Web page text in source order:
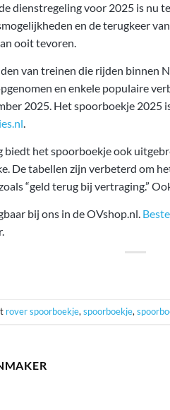
dienstregeling voor 2025 is nu
en de terugkeer
ooit tevoren.
van treinen die rijden binnen
en enkele populaire
2025. Het spoorboekje 2025
.
biedt het spoorboekje ook
De tabellen zijn verbeterd om
“geld terug bij vertraging.”
bij ons in de OVshop.nl.
rover spoorboekje,spoorboekje,